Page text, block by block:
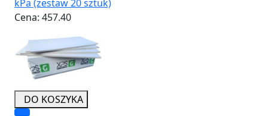
kPa (zestaw 20 sztuk)
Cena: 457.40
DO KOSZYKA